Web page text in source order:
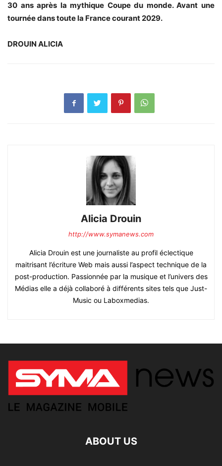
30 ans après la mythique Coupe du monde. Avant une
tournée dans toute la France courant 2029.
DROUIN ALICIA
Alicia Drouin
http://www.symanews.com
Alicia Drouin est une journaliste au profil éclectique
maitrisant l’écriture Web mais aussi l’aspect technique de la
post-production. Passionnée par la musique et l’univers des
Médias elle a déjà collaboré à différents sites tels que Just-
Music ou Laboxmedias.
ABOUT US